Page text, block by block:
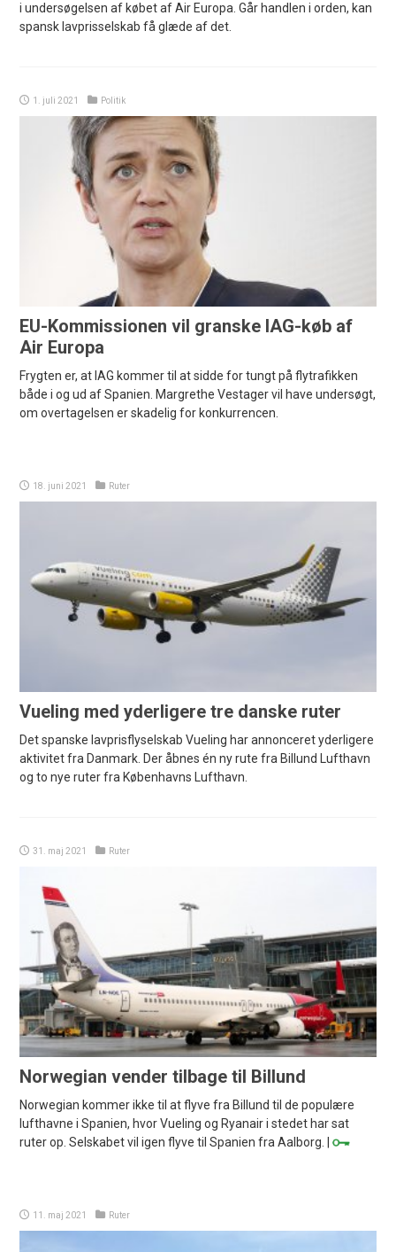
i undersøgelsen af købet af Air Europa. Går handlen i orden, kan
spansk lavprisselskab få glæde af det.
1. juli 2021 Politik
EU-Kommissionen vil granske IAG-køb af
Air Europa
Frygten er, at IAG kommer til at sidde for tungt på flytrafikken
både i og ud af Spanien. Margrethe Vestager vil have undersøgt,
om overtagelsen er skadelig for konkurrencen.
18. juni 2021 Ruter
Vueling med yderligere tre danske ruter
Det spanske lavprisflyselskab Vueling har annonceret yderligere
aktivitet fra Danmark. Der åbnes én ny rute fra Billund Lufthavn
og to nye ruter fra Københavns Lufthavn.
31. maj 2021 Ruter
Norwegian vender tilbage til Billund
Norwegian kommer ikke til at flyve fra Billund til de populære
lufthavne i Spanien, hvor Vueling og Ryanair i stedet har sat
ruter op. Selskabet vil igen flyve til Spanien fra Aalborg. |
11. maj 2021 Ruter